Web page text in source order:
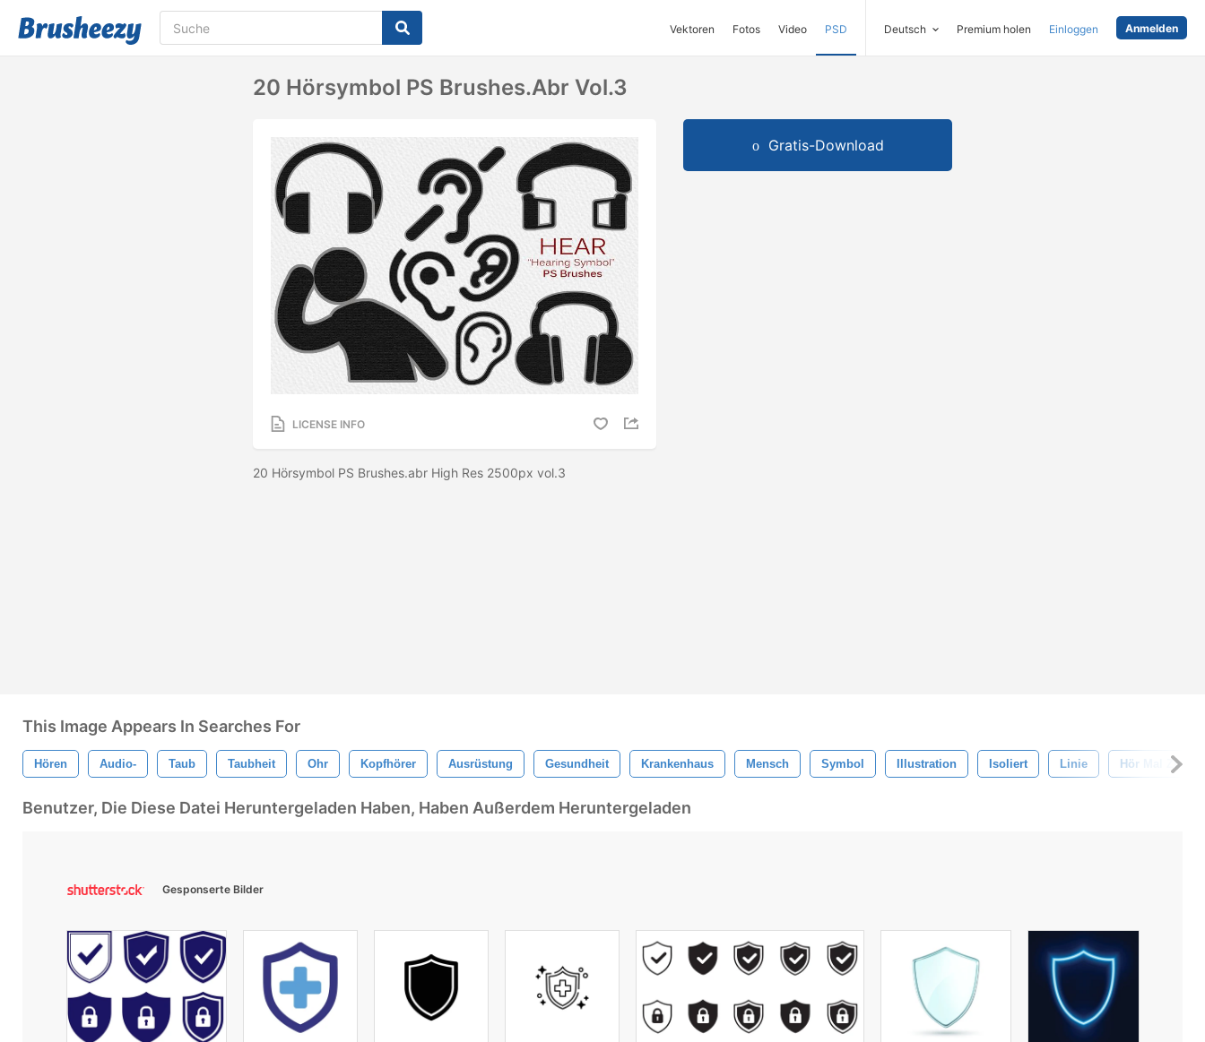
Vektoren Fotos Video PSD Deutsch Premium holen Einloggen Anmelden
20 Hörsymbol PS Brushes.abr Vol.3
LICENSE INFO
20 Hörsymbol PS Brushes.abr High Res 2500px vol.3
Gratis-Download
This Image Appears In Searches For
Hören Audio- Taub Taubheit Ohr Kopfhörer Ausrüstung Gesundheit Krankenhaus Mensch Symbol Illustration Isoliert Linie Hör Mal Zu
Benutzer, Die Diese Datei Heruntergeladen Haben, Haben Außerdem Heruntergeladen
Gesponserte Bilder